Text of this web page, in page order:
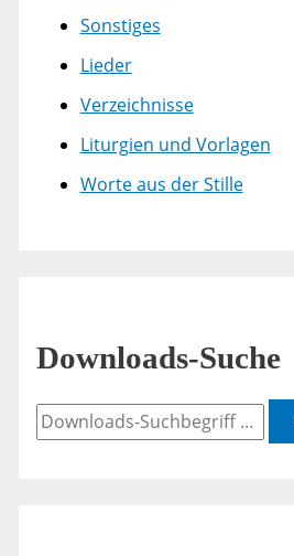
Sonstiges
Lieder
Verzeichnisse
Liturgien und Vorlagen
Worte aus der Stille
Downloads-Suche